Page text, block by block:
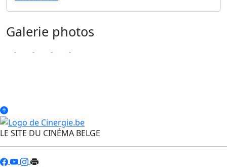
Galerie photos
LE SITE DU CINÉMA BELGE